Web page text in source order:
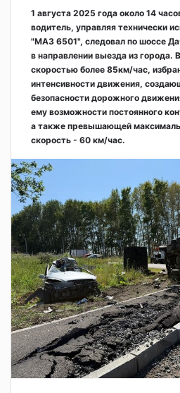
1 августа 2025 года около 14
водитель, управляя технически
"МАЗ 6501", следовал по шоссе
в направлении выезда из города.
скоростью более 85км/час,
интенсивности движения,
безопасности дорожного
ему возможности постоянного
а также превышающей
скорость - 60 км/час.